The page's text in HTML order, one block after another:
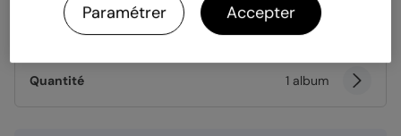
Papier Papier Satiné brillant
Quantité 1 album
Paramétrer Accepter